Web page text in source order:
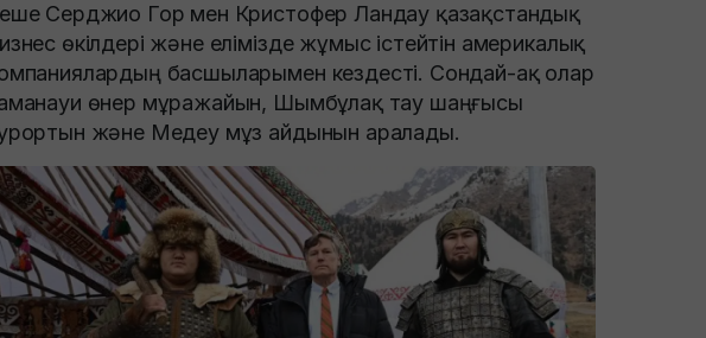
Серджио Гор мен Кристофер Ландау қазақстандық
өкілдері және елімізде жұмыс істейтін америкалық
басшыларымен кездесті. Сондай-ақ олар
өнер мұражайын, Шымбұлақ тау шаңғысы
және Медеу мұз айдынын аралады.